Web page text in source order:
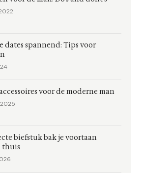
dates spannend: Tips voor
voor de moderne man
biefstuk bak je voortaan
thuis